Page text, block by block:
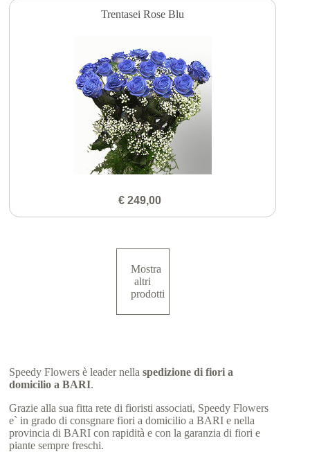
Trentasei Rose Blu
€ 249,00
Mostra
altri
prodotti
Speedy Flowers è leader nellaspedizione di fiori a
domicilio a BARI.
Grazie alla sua fitta rete di fioristi associati, Speedy Flowers
e` in grado di consgnare fiori a domicilio a BARI e nella
provincia di BARI con rapidità e con la garanzia di fiori e
piante sempre freschi.